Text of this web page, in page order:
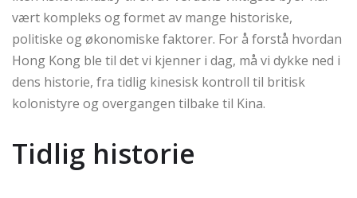
vært kompleks og formet av mange historiske,
politiske og økonomiske faktorer. For å forstå hvordan
Hong Kong ble til det vi kjenner i dag, må vi dykke ned i
dens historie, fra tidlig kinesisk kontroll til britisk
kolonistyre og overgangen tilbake til Kina.
Tidlig historie